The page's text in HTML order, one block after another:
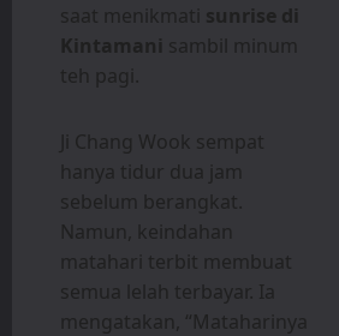
saat menikmati sunrise di
Kintamani sambil minum
teh pagi.
Ji Chang Wook sempat
hanya tidur dua jam
sebelum berangkat.
Namun, keindahan
matahari terbit membuat
semua lelah terbayar. Ia
mengatakan, “Mataharinya